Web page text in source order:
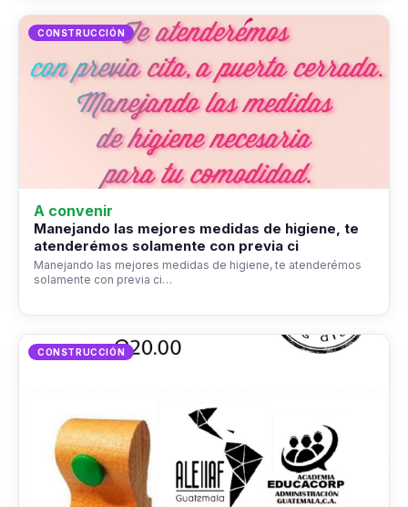
CONSTRUCCIÓN
A convenir
Manejando las mejores medidas de higiene, te
atenderémos solamente con previa ci
Manejando las mejores medidas de higiene, te atenderémos
solamente con previa ci…
CONSTRUCCIÓN